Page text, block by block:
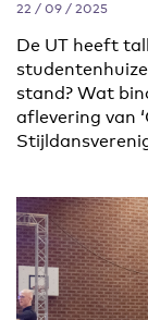
22 / 09 / 2025
De UT heeft
stand? Wat
aflevering van